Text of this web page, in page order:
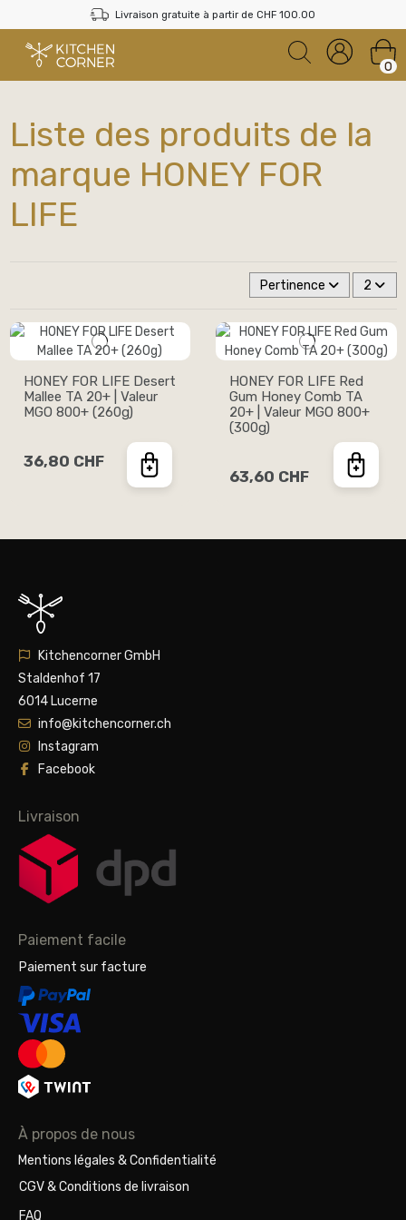
Livraison gratuite à partir de CHF 100.00
0
Liste des produits de la
marque HONEY FOR
LIFE
Pertinence 2
HONEY FOR LIFE Desert
Mallee TA 20+ | Valeur
MGO 800+ (260g)
36,80 CHF
HONEY FOR LIFE Red
Gum Honey Comb TA
20+ | Valeur MGO 800+
(300g)
63,60 CHF
Kitchencorner GmbH
Staldenhof 17
6014 Lucerne
info@kitchencorner.ch
Instagram
Facebook
Livraison
Paiement facile
Paiement sur facture
À propos de nous
Mentions légales & Confidentialité
CGV & Conditions de livraison
FAQ